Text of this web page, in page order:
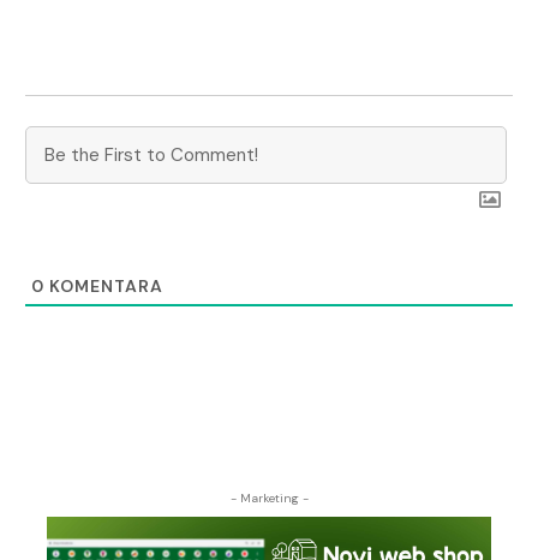
0 KOMENTARA
- Marketing -